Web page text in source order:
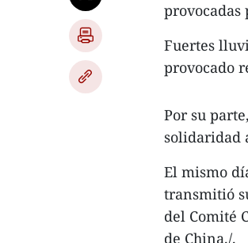
provocadas
Fuertes
provocado
Por su
solidaridad
El mismo
transmitió
del Comité
de China./.